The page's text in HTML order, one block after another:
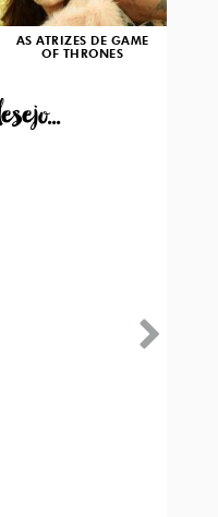
AS ATRIZES DE GAME
OF THRONES